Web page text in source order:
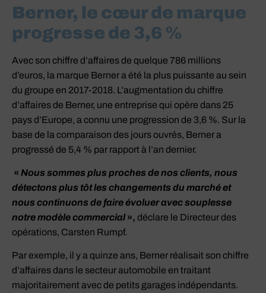
Berner, le cœur de marque
progresse de 3,6 %
Avec son chiffre d’affaires de quelque 786 millions
d’euros, la marque Berner a été la plus puissante au sein
du groupe en 2017-2018. L’augmentation du chiffre
d’affaires de Berner, une entreprise qui opère dans 25
pays d’Europe, a connu une progression de 3,6 %. Sur la
base de la comparaison des jours ouvrés, Berner a
progressé de 5,4 % par rapport à l’an dernier.
« Nous sommes plus proches de nos clients, nous
détectons plus tôt les changements du marché et
nous continuons de faire évoluer avec souplesse
notre modèle commercial», déclare le Directeur des
opérations, Carsten Rumpf.
Par exemple, il y a quinze ans, Berner réalisait son chiffre
d’affaires dans le secteur automobile en traitant
majoritairement avec de petits garages indépendants.